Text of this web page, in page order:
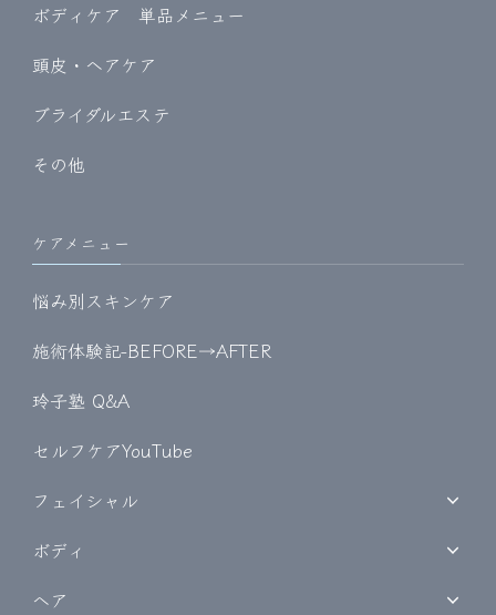
ボディケア 単品メニュー
頭皮・ヘアケア
ブライダルエステ
その他
ケアメニュー
悩み別スキンケア
施術体験記-BEFORE→AFTER
玲子塾 Q&A
セルフケアYouTube
フェイシャル
ボディ
ヘア